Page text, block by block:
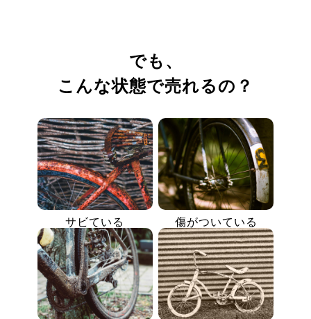
でも、
こんな状態で売れるの？
サビている 傷がついている